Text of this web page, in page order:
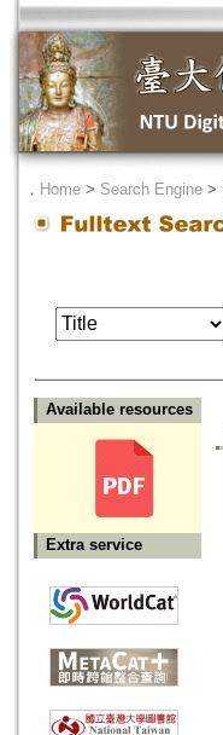
． Home > Search Engine >
Available resources
Extra service